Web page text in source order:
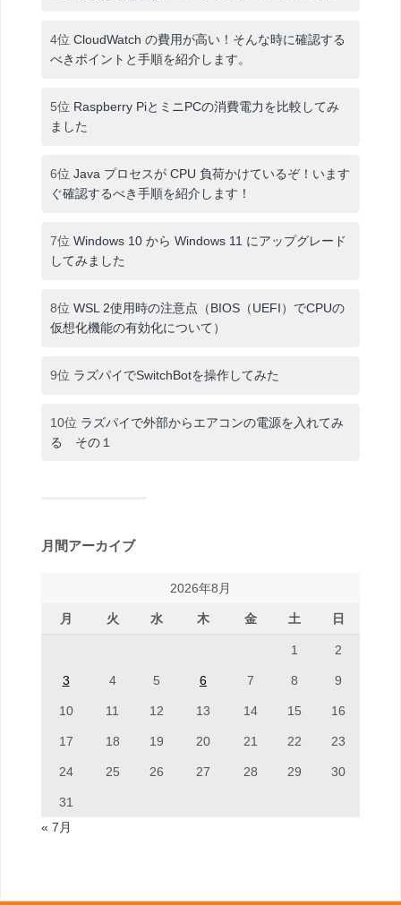
4位 CloudWatch の費用が高い！そんな時に確認する
べきポイントと手順を紹介します。
5位 Raspberry PiとミニPCの消費電力を比較してみ
ました
6位 Java プロセスが CPU 負荷かけているぞ！います
ぐ確認するべき手順を紹介します！
7位 Windows 10 から Windows 11 にアップグレード
してみました
8位 WSL 2使用時の注意点（BIOS（UEFI）でCPUの
仮想化機能の有効化について）
9位 ラズパイでSwitchBotを操作してみた
10位 ラズパイで外部からエアコンの電源を入れてみ
る その１
月間アーカイブ
2026年8月
月 火 水 木 金 土 日
1 2
3 4 5 6 7 8 9
10 11 12 13 14 15 16
17 18 19 20 21 22 23
24 25 26 27 28 29 30
31
« 7月